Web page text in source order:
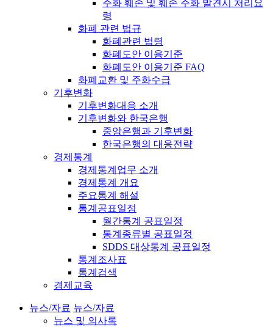
주화 훼손 및 훼손 주화 발견시 처리요
령
화폐 관련 법규
화폐관련 법령
화폐도안 이용기준
화폐도안 이용기준 FAQ
화폐교환 및 주화수급
기후변화
기후변화대응 소개
기후변화와 한국은행
중앙은행과 기후변화
한국은행의 대응전략
경제통계
경제통계업무 소개
경제통계 개요
주요통계 해설
통계공표일정
월간통계 공표일정
통계종류별 공표일정
SDDS 대상통계 공표일정
통계조사표
통계검색
경제교육
뉴스/자료 뉴스/자료
뉴스 및 의사록